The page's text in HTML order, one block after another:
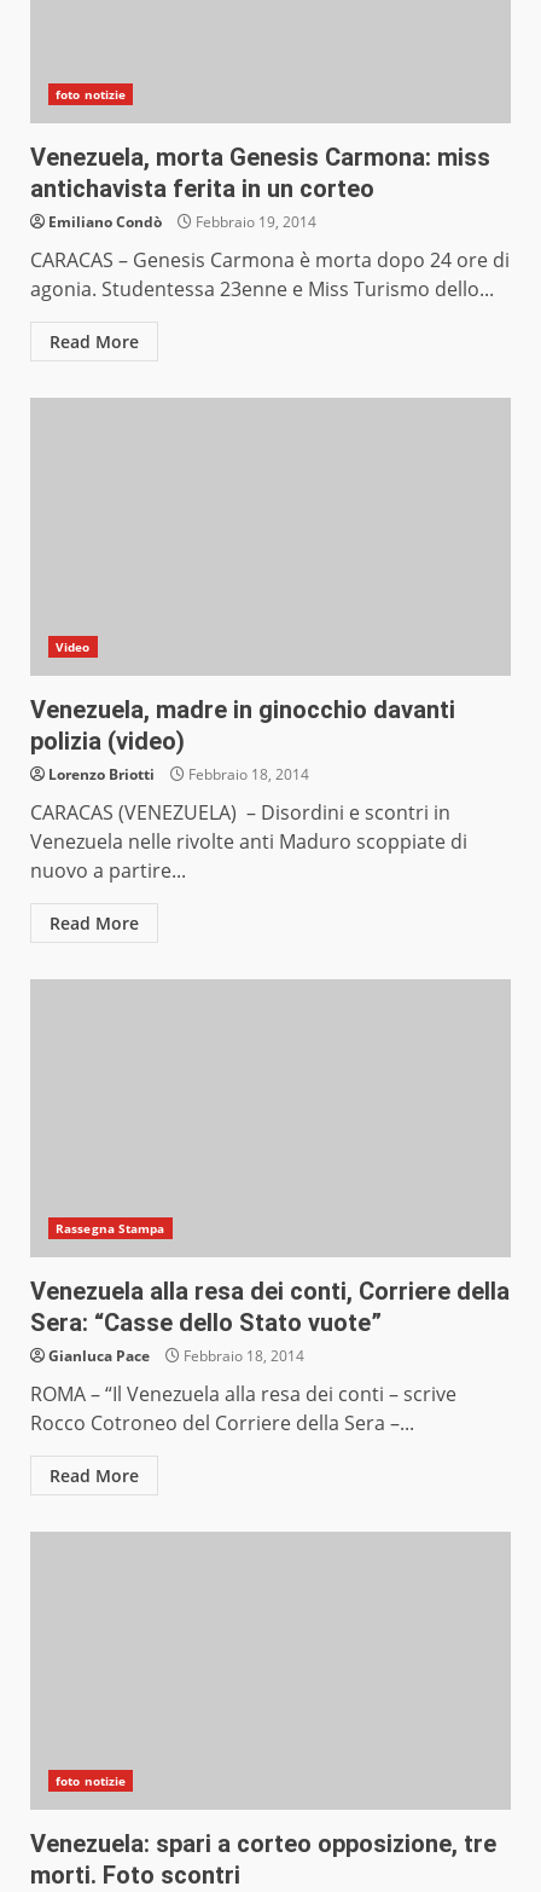
foto notizie
Venezuela, morta Genesis Carmona: miss
antichavista ferita in un corteo
Emiliano Condò Febbraio 19, 2014
CARACAS – Genesis Carmona è morta dopo 24 ore di
agonia. Studentessa 23enne e Miss Turismo dello...
Read More
Video
Venezuela, madre in ginocchio davanti
polizia (video)
Lorenzo Briotti Febbraio 18, 2014
CARACAS (VENEZUELA) – Disordini e scontri in
Venezuela nelle rivolte anti Maduro scoppiate di
nuovo a partire...
Read More
Rassegna Stampa
Venezuela alla resa dei conti, Corriere della
Sera: “Casse dello Stato vuote”
Gianluca Pace Febbraio 18, 2014
ROMA – “Il Venezuela alla resa dei conti – scrive
Rocco Cotroneo del Corriere della Sera –...
Read More
foto notizie
Venezuela: spari a corteo opposizione, tre
morti. Foto scontri